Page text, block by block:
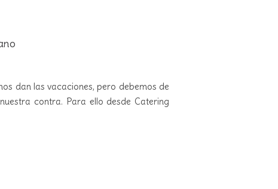
dan las vacaciones, pero debemos de
contra. Para ello desde Catering